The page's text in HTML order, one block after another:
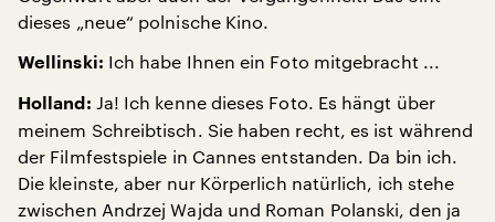
dieses „neue“ polnische Kino.
Wellinski: Ich habe Ihnen ein Foto mitgebracht ...
Holland: Ja! Ich kenne dieses Foto. Es hängt über
meinem Schreibtisch. Sie haben recht, es ist während
der Filmfestspiele in Cannes entstanden. Da bin ich.
Die kleinste, aber nur Körperlich natürlich, ich stehe
zwischen Andrzej Wajda und Roman Polanski, den ja